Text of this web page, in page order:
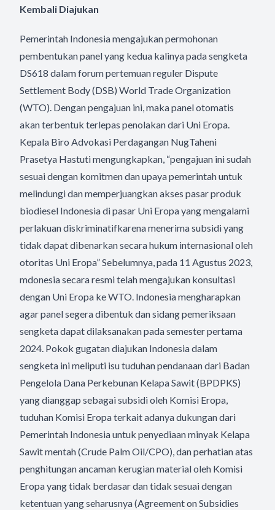
Kembali Diajukan
Pemerintah Indonesia mengajukan permohonan
pembentukan panel yang kedua kalinya pada sengketa
DS618 dalam forum pertemuan reguler Dispute
Settlement Body (DSB) World Trade Organization
(WTO). Dengan pengajuan ini, maka panel otomatis
akan terbentuk terlepas penolakan dari Uni Eropa.
Kepala Biro Advokasi Perdagangan NugTaheni
Prasetya Hastuti mengungkapkan, “pengajuan ini sudah
sesuai dengan komitmen dan upaya pemerintah untuk
melindungi dan memperjuangkan akses pasar produk
biodiesel Indonesia di pasar Uni Eropa yang mengalami
perlakuan diskriminatifkarena menerima subsidi yang
tidak dapat dibenarkan secara hukum internasional oleh
otoritas Uni Eropa” Sebelumnya, pada 11 Agustus 2023,
mdonesia secara resmi telah mengajukan konsultasi
dengan Uni Eropa ke WTO. Indonesia mengharapkan
agar panel segera dibentuk dan sidang pemeriksaan
sengketa dapat dilaksanakan pada semester pertama
2024. Pokok gugatan diajukan Indonesia dalam
sengketa ini meliputi isu tuduhan pendanaan dari Badan
Pengelola Dana Perkebunan Kelapa Sawit (BPDPKS)
yang dianggap sebagai subsidi oleh Komisi Eropa,
tuduhan Komisi Eropa terkait adanya dukungan dari
Pemerintah Indonesia untuk penyediaan minyak Kelapa
Sawit mentah (Crude Palm Oil/CPO), dan perhatian atas
penghitungan ancaman kerugian material oleh Komisi
Eropa yang tidak berdasar dan tidak sesuai dengan
ketentuan yang seharusnya (Agreement on Subsidies